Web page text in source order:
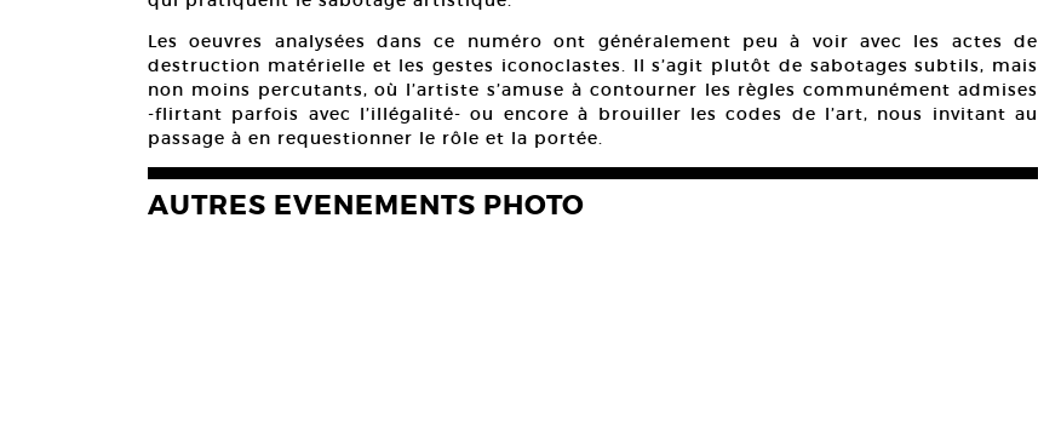
Les oeuvres analysées dans ce numéro ont généralement peu à voir avec les actes de
destruction matérielle et les gestes iconoclastes. Il s’agit plutôt de sabotages subtils, mais
non moins percutants, où l’artiste s’amuse à contourner les règles communément admises
-flirtant parfois avec l’illégalité- ou encore à brouiller les codes de l’art, nous invitant au
passage à en requestionner le rôle et la portée.
AUTRES EVENEMENTS PHOTO